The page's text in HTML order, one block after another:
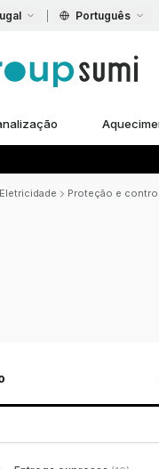
Português
Eletricidade Proteção e